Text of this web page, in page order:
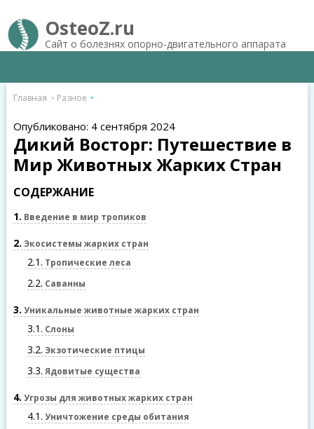
OsteoZ.ru
Сайт о болезнях опорно-двигательного аппарата
Главная Разное
Опубликовано: 4 сентября 2024
Дикий Восторг: Путешествие в
Мир Животных Жарких Стран
СОДЕРЖАНИЕ
1 Введение в мир тропиков
2 Экосистемы жарких стран
2.1 Тропические леса
2.2 Саванны
3 Уникальные животные жарких стран
3.1 Слоны
3.2 Экзотические птицы
3.3 Ядовитые существа
4 Угрозы для животных жарких стран
4.1 Уничтожение среды обитания